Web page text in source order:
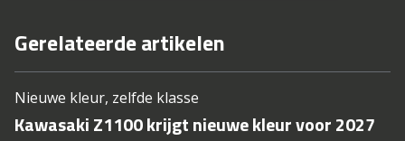
Gerelateerde artikelen
Nieuwe kleur, zelfde klasse
Kawasaki Z1100 krijgt nieuwe kleur voor 2027